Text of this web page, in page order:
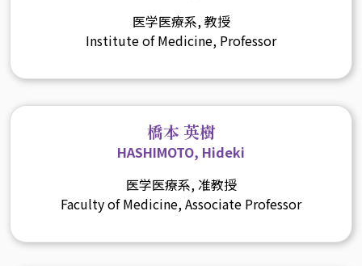
医学医療系, 教授
Institute of Medicine, Professor
橋本 英樹
HASHIMOTO, Hideki
医学医療系, 准教授
Faculty of Medicine, Associate Professor